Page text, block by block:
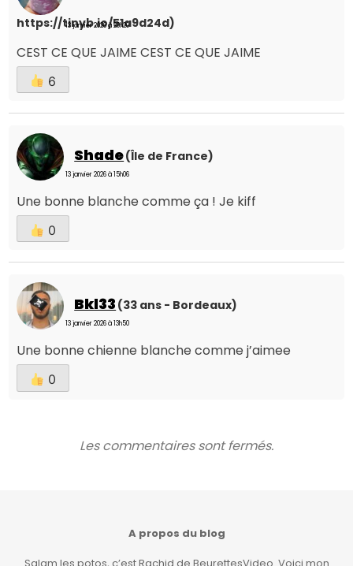
https://tinyb.io/51a9d24d)
13 janvier 2026 à 20h20
CEST CE QUE JAIME CEST CE QUE JAIME
6
Shade(Île de France)
13 janvier 2026 à 15h06
Une bonne blanche comme ça ! Je kiff
0
Bkl33 (33 ans - Bordeaux)
13 janvier 2026 à 13h50
Une bonne chienne blanche comme j’aimee
0
Les commentaires sont fermés.
A propos du blog